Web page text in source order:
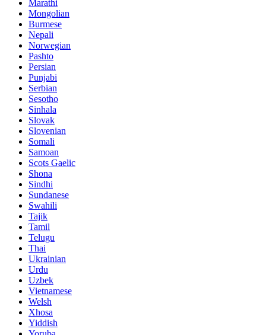
Marathi
Mongolian
Burmese
Nepali
Norwegian
Pashto
Persian
Punjabi
Serbian
Sesotho
Sinhala
Slovak
Slovenian
Somali
Samoan
Scots Gaelic
Shona
Sindhi
Sundanese
Swahili
Tajik
Tamil
Telugu
Thai
Ukrainian
Urdu
Uzbek
Vietnamese
Welsh
Xhosa
Yiddish